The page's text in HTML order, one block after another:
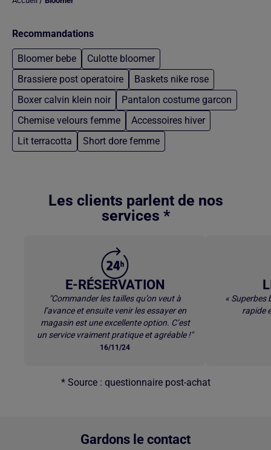
Recommandations
Bloomer bebe
Culotte bloomer
Brassiere post operatoire
Baskets nike rose
Boxer calvin klein noir
Pantalon costume garcon
Chemise velours femme
Accessoires hiver
Lit terracotta
Short dore femme
Les clients parlent de nos
services *
E-RÉSERVATION
"Commander les tailles qu’on veut à
l’avance et ensuite venir les essayer en
magasin est une excellente option. C’est
un service vraiment pratique et agréable !"
16/11/24
« Superbes
rapide
* Source : questionnaire post-achat
Gardons le contact